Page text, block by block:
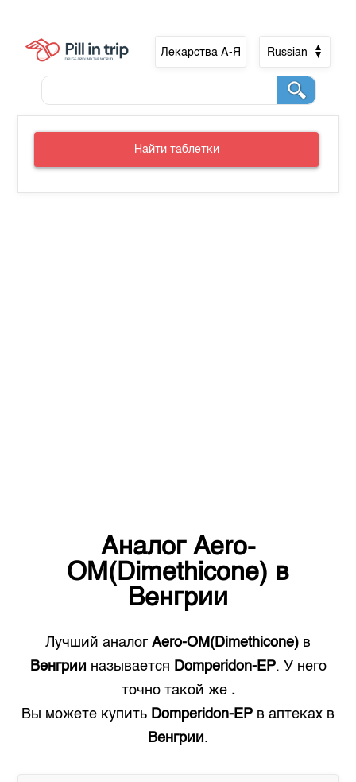
Лекарства А-Я Russian
Найти таблетки
Аналог Aero-
OM(Dimethicone) в
Венгрии
Лучший аналог Aero-OM(Dimethicone) в
Венгрии называется Domperidon-EP. У него
точно такой же .
Вы можете купить Domperidon-EP в аптеках в
Венгрии.